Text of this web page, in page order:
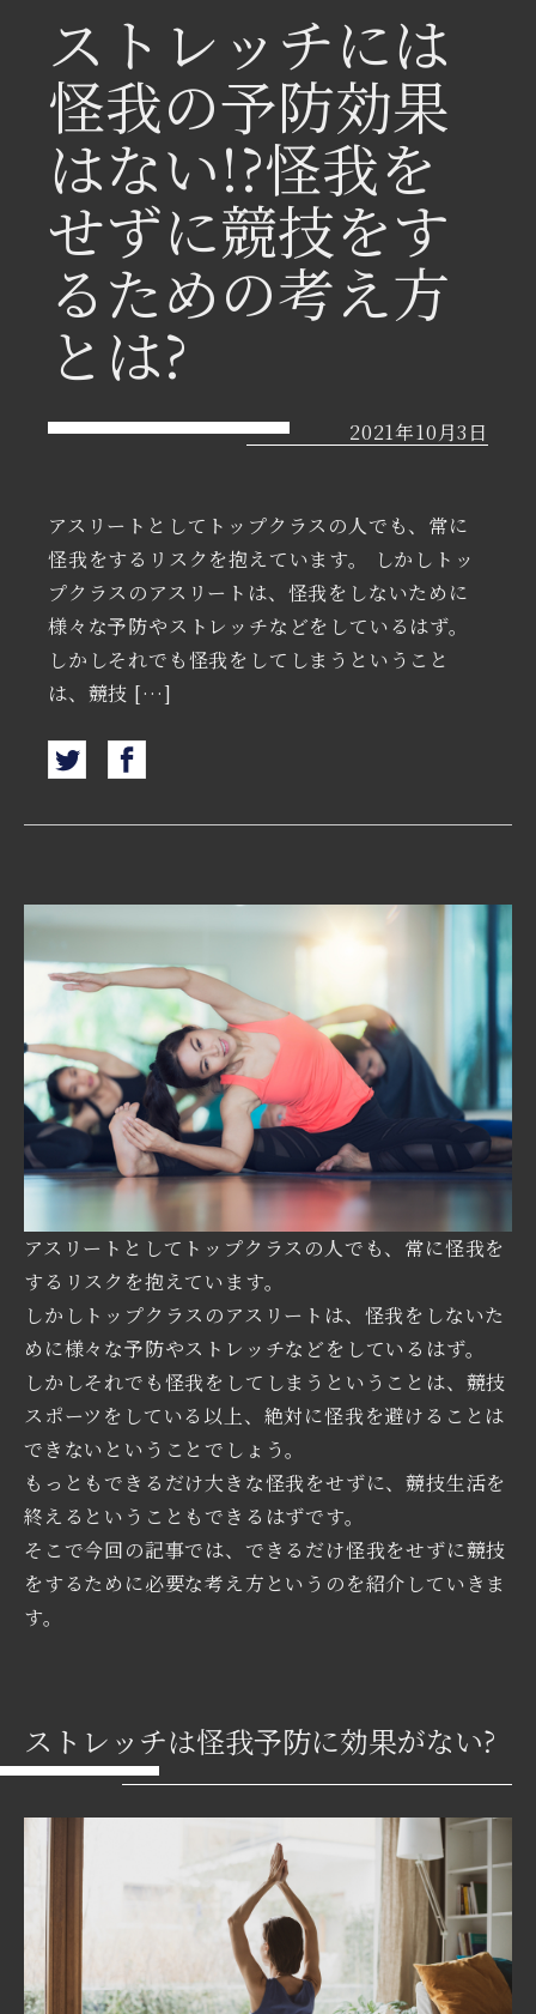
ストレッチには
怪我の予防効果
はない!?怪我を
せずに競技をす
るための考え方
とは?
2021年10月3日
アスリートとしてトップクラスの人でも、常に
怪我をするリスクを抱えています。 しかしトッ
プクラスのアスリートは、怪我をしないために
様々な予防やストレッチなどをしているはず。
しかしそれでも怪我をしてしまうということ
は、競技 […]
アスリートとしてトップクラスの人でも、常に怪我を
するリスクを抱えています。
しかしトップクラスのアスリートは、怪我をしないた
めに様々な予防やストレッチなどをしているはず。
しかしそれでも怪我をしてしまうということは、競技
スポーツをしている以上、絶対に怪我を避けることは
できないということでしょう。
もっともできるだけ大きな怪我をせずに、競技生活を
終えるということもできるはずです。
そこで今回の記事では、できるだけ怪我をせずに競技
をするために必要な考え方というのを紹介していきま
す。
ストレッチは怪我予防に効果がない?